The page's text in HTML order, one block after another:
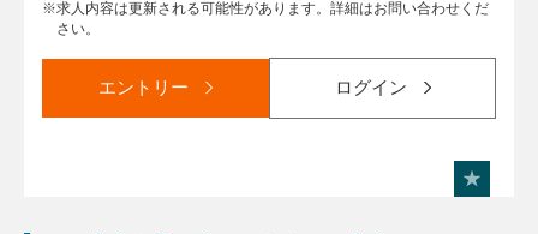
求人内容は更新される可能性があります。詳細はお問い合わせくだ
さい。
エントリー ログイン